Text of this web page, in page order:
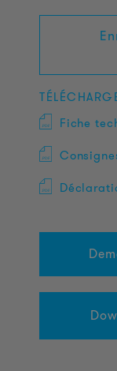
Fiche